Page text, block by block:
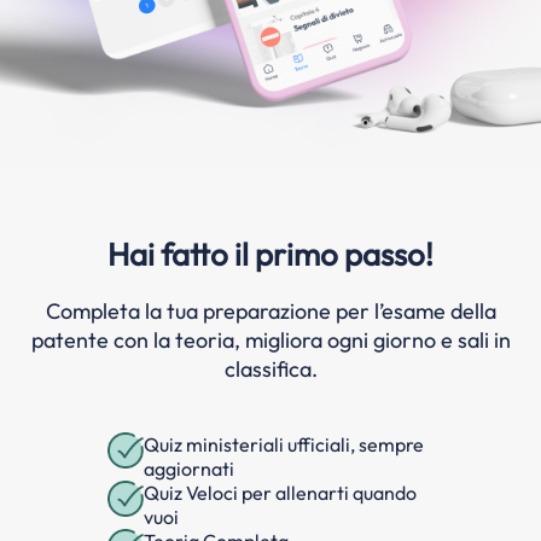
Hai fatto il primo passo!
Completa la tua preparazione per l’esame della
patente con la teoria, migliora ogni giorno e sali in
classifica.
Quiz ministeriali ufficiali, sempre
aggiornati
Quiz Veloci per allenarti quando
vuoi